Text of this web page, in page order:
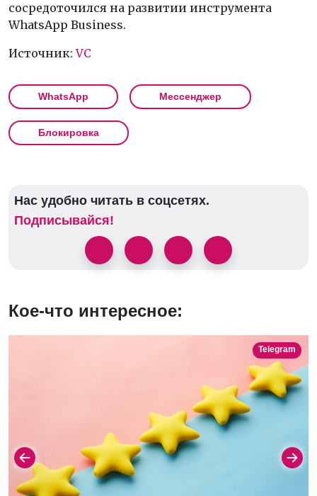
сосредоточился на развитии инструмента
WhatsApp Business.
Источник:VC
WhatsApp Мессенджер
Блокировка
Нас удобно читать в соцсетях.
Подписывайся!
Кое-что интересное:
Telegram